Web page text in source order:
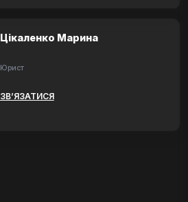
Цікаленко Марина
Юрист
ЗВ’ЯЗАТИСЯ